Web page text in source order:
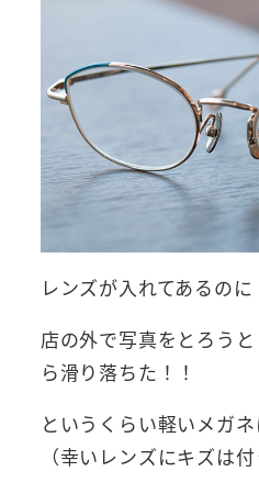
レンズが入れてあるのに
店の外で写真をとろう
ら滑り落ちた！！
というくらい軽いメガネ
（幸いレンズにキズは